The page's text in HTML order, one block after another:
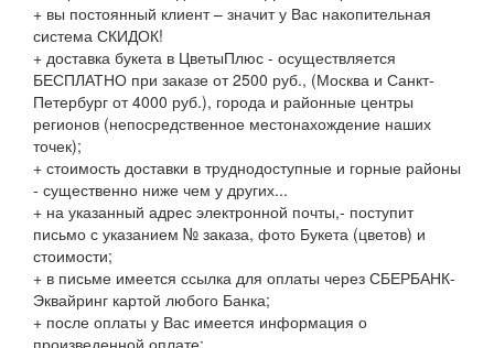
+ вы постоянный клиент – значит у Вас накопительная
система СКИДОК!
+ доставка букета в ЦветыПлюс - осуществляется
БЕСПЛАТНО при заказе от 2500 руб., (Москва и Санкт-
Петербург от 4000 руб.), города и районные центры
регионов (непосредственное местонахождение наших
точек);
+ стоимость доставки в труднодоступные и горные районы
- существенно ниже чем у других...
+ на указанный адрес электронной почты,- поступит
письмо с указанием № заказа, фото Букета (цветов) и
стоимости;
+ в письме имеется ссылка для оплаты через СБЕРБАНК-
Эквайринг картой любого Банка;
+ после оплаты у Вас имеется информация о
произведенной оплате;